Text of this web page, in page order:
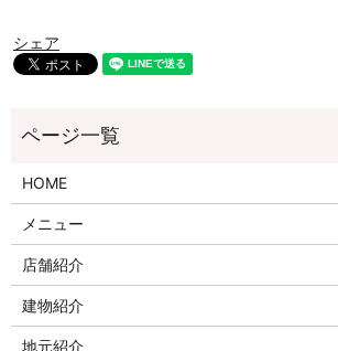
シェア
HOME
メニュー
店舗紹介
建物紹介
地元紹介